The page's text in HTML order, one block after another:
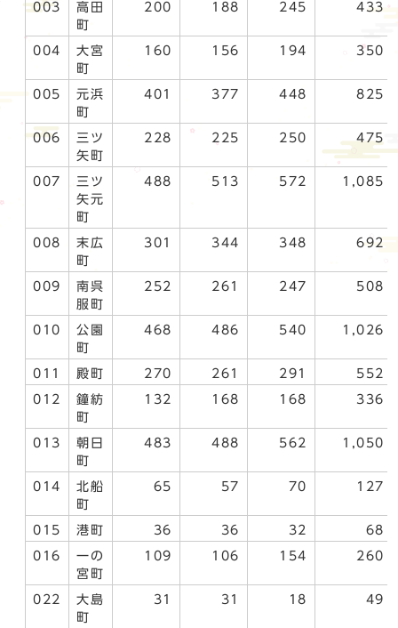
003
高田
町
200 188 245 433
004
大宮
町
160 156 194 350
005
元浜
町
401 377 448 825
006
三ツ
矢町
228 225 250 475
007
三ツ
矢元
町
488 513 572 1,085
008
末広
町
301 344 348 692
009
南呉
服町
252 261 247 508
010
公園
町
468 486 540 1,026
011 殿町 270 261 291 552
012
鐘紡
町
132 168 168 336
013
朝日
町
483 488 562 1,050
014
北船
町
65 57 70 127
015 港町 36 36 32 68
016
一の
宮町
109 106 154 260
022
大島
町
31 31 18 49